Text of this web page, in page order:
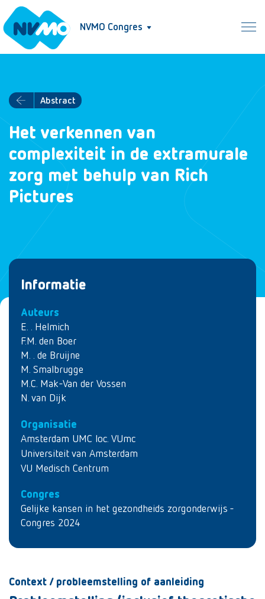
NVMO Congres
Abstract
Het verkennen van
complexiteit in de extramurale
zorg met behulp van Rich
Pictures
Informatie
Auteurs
E. . Helmich
F.M. den Boer
M. . de Bruijne
M. Smalbrugge
M.C. Mak-Van der Vossen
N. van Dijk
Organisatie
Amsterdam UMC loc. VUmc
Universiteit van Amsterdam
VU Medisch Centrum
Congres
Gelijke kansen in het gezondheids zorgonderwijs -
Congres 2024
Context / probleemstelling of aanleiding